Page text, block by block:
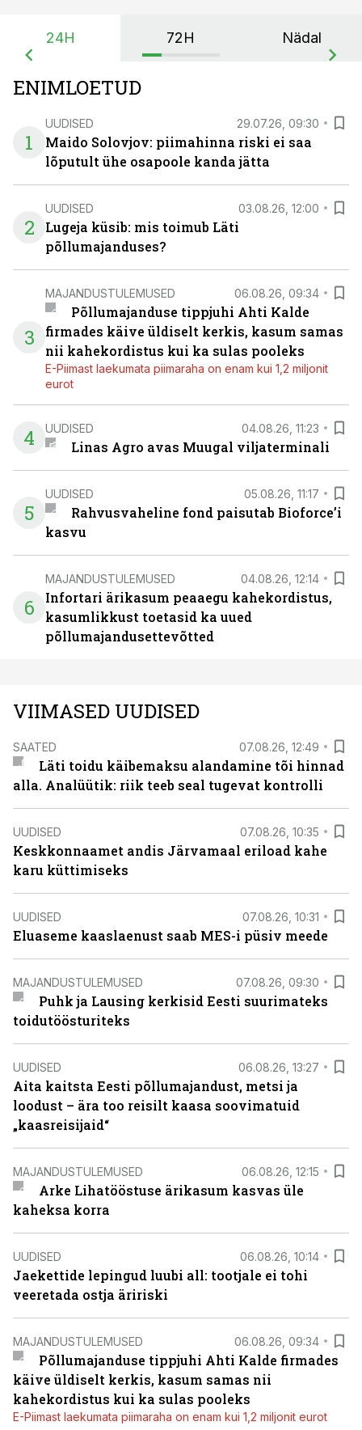
24H 72H Nädal
ENIMLOETUD
1
UUDISED 29.07.26, 09:30
Maido Solovjov: piimahinna riski ei saa
lõputult ühe osapoole kanda jätta
2
UUDISED 03.08.26, 12:00
Lugeja küsib: mis toimub Läti
põllumajanduses?
3
MAJANDUSTULEMUSED 06.08.26, 09:34
Põllumajanduse tippjuhi Ahti Kalde
firmades käive üldiselt kerkis, kasum samas
nii kahekordistus kui ka sulas pooleks
E-Piimast laekumata piimaraha on enam kui 1,2 miljonit
eurot
4 UUDISED 04.08.26, 11:23
Linas Agro avas Muugal viljaterminali
5
UUDISED 05.08.26, 11:17
Rahvusvaheline fond paisutab Bioforce’i
kasvu
6
MAJANDUSTULEMUSED 04.08.26, 12:14
Infortari ärikasum peaaegu kahekordistus,
kasumlikkust toetasid ka uued
põllumajandusettevõtted
VIIMASED UUDISED
SAATED 07.08.26, 12:49
Läti toidu käibemaksu alandamine tõi hinnad
alla. Analüütik: riik teeb seal tugevat kontrolli
UUDISED 07.08.26, 10:35
Keskkonnaamet andis Järvamaal eriload kahe
karu küttimiseks
UUDISED 07.08.26, 10:31
Eluaseme kaaslaenust saab MES-i püsiv meede
MAJANDUSTULEMUSED 07.08.26, 09:30
Puhk ja Lausing kerkisid Eesti suurimateks
toidutöösturiteks
UUDISED 06.08.26, 13:27
Aita kaitsta Eesti põllumajandust, metsi ja
loodust – ära too reisilt kaasa soovimatuid
„kaasreisijaid“
MAJANDUSTULEMUSED 06.08.26, 12:15
Arke Lihatööstuse ärikasum kasvas üle
kaheksa korra
UUDISED 06.08.26, 10:14
Jaekettide lepingud luubi all: tootjale ei tohi
veeretada ostja äririski
MAJANDUSTULEMUSED 06.08.26, 09:34
Põllumajanduse tippjuhi Ahti Kalde firmades
käive üldiselt kerkis, kasum samas nii
kahekordistus kui ka sulas pooleks
E-Piimast laekumata piimaraha on enam kui 1,2 miljonit eurot